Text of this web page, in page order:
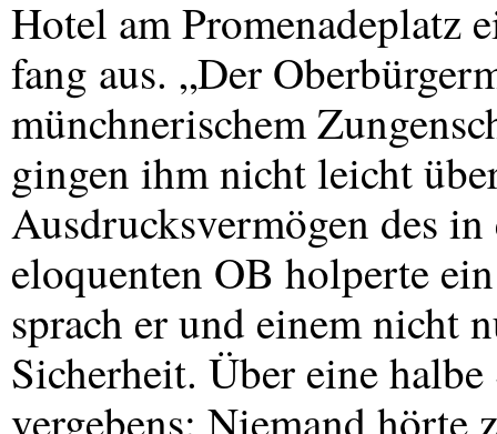
Hotel am Promenadeplatz
fang aus. „Der
münchnerischem
gingen ihm nicht leicht
Ausdrucksvermögen des
eloquenten OB holperte
sprach er und einem nicht
Sicherheit. Über eine
vergebens: Niemand